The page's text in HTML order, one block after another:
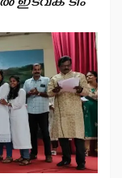
ഇടവക ടീം